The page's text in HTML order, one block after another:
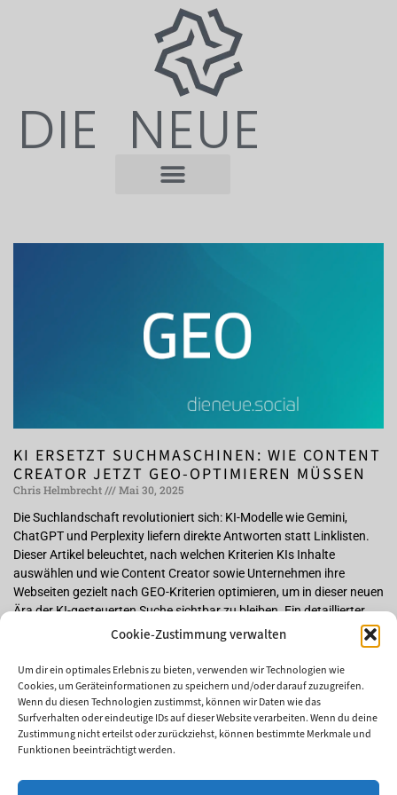
Cookie-Zustimmung verwalten
Um dir ein optimales Erlebnis zu bieten, verwenden wir Technologien wie
Cookies, um Geräteinformationen zu speichern und/oder darauf zuzugreifen.
Wenn du diesen Technologien zustimmst, können wir Daten wie das
Surfverhalten oder eindeutige IDs auf dieser Website verarbeiten. Wenn du deine
Zustimmung nicht erteilst oder zurückziehst, können bestimmte Merkmale und
Funktionen beeinträchtigt werden.
DIE NEUE
KI ERSETZT SUCHMASCHINEN: WIE CONTENT
CREATOR JETZT GEO-OPTIMIEREN MÜSSEN
Chris Helmbrecht
Mai 30, 2025
Die Suchlandschaft revolutioniert sich: KI-Modelle wie Gemini,
ChatGPT und Perplexity liefern direkte Antworten statt Linklisten.
Dieser Artikel beleuchtet, nach welchen Kriterien KIs Inhalte
auswählen und wie Content Creator sowie Unternehmen ihre
Webseiten gezielt nach GEO-Kriterien optimieren, um in dieser neuen
Ära der KI-gesteuerten Suche sichtbar zu bleiben. Ein detaillierter
Maßnahmenplan unterstützt dabei, lokale Relevanz und
Weiterlesen »
DU BRAUCHST...